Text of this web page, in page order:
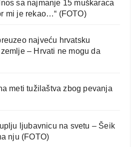
sa najmanje 15 muškaraca
mi je rekao…“ (FOTO)
najveću hrvatsku
– Hrvati ne mogu da
meti tužilaštva zbog pevanja
ljubavnicu na svetu – Šeik
nju (FOTO)